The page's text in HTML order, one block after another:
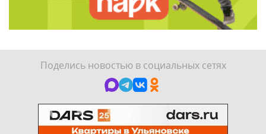
Поделись новостью в социальных сетях